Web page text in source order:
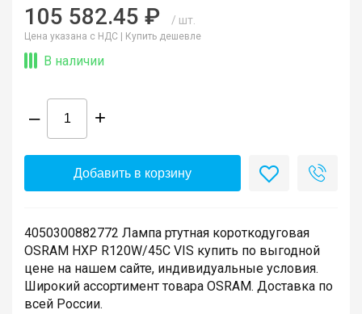
105 582.45 ₽ / шт.
Цена указана с НДС | Купить дешевле
В наличии
– +
Добавить в корзину
4050300882772 Лампа ртутная короткодуговая
OSRAM HXP R120W/45C VIS купить по выгодной
цене на нашем сайте, индивидуальные условия.
Широкий ассортимент товара OSRAM. Доставка по
всей России.